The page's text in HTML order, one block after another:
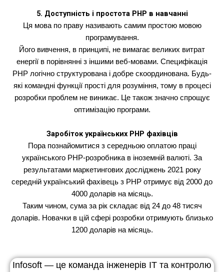
5. Доступність і простота PHP в навчанні
Ця мова по праву називають самим простою мовою
програмування.
Його вивчення, в принципі, не вимагає великих витрат
енергії в порівнянні з іншими веб-мовами. Специфікація
PHP логічно структурована і добре скоординована. Будь-
які командні функції прості для розуміння, тому в процесі
розробки проблем не виникає. Це також значно спрощує
оптимізацію програми.
Заробіток українських PHP фахівців
Пора познайомитися з середньою оплатою праці
українського PHP-розробника в іноземній валюті. За
результатами маркетингових досліджень 2021 року
середній український фахівець з PHP отримує від 2000 до
4000 доларів на місяць.
Таким чином, сума за рік складає від 24 до 48 тисяч
доларів. Новачки в цій сфері розробки отримують близько
1200 доларів на місяць.
Infosoft — це команда інженерів ІТ та контролю